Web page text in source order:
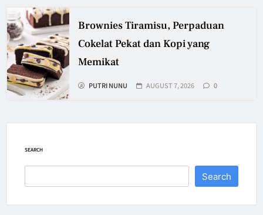
Brownies Tiramisu, Perpaduan
Cokelat Pekat dan Kopi yang
Memikat
PUTRI NUNU AUGUST 7, 2026 0
SEARCH
Search